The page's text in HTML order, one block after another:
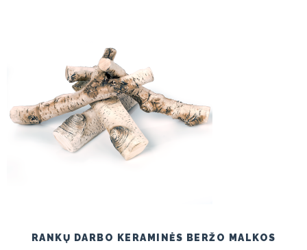
RANKŲ DARBO KERAMINĖS BERŽO MALKOS